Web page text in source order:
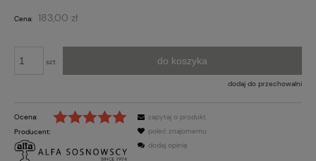
Cena: 183,00 zł
szt. do koszyka
dodaj do przechowalni
Ocena:
Producent:
zapytaj o produkt
poleć znajomemu
dodaj opinię